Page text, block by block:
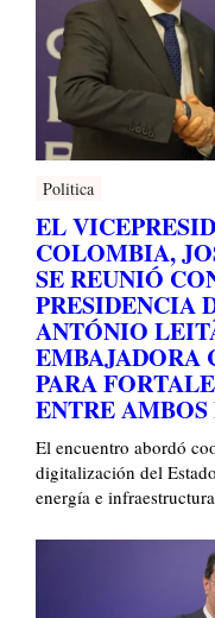
Politica
EL
COLOMBIA,
SE REUNIÓ
PRESIDENCIA
ANTÓNIO
EMBAJADORA
PARA
ENTRE AMBOS
El encuentro abordó
digitalización del
energía e